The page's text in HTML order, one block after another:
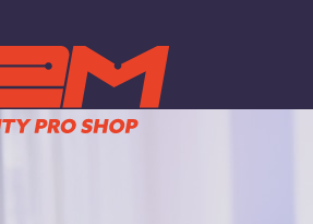
TOP
トップページ
A2Mについ